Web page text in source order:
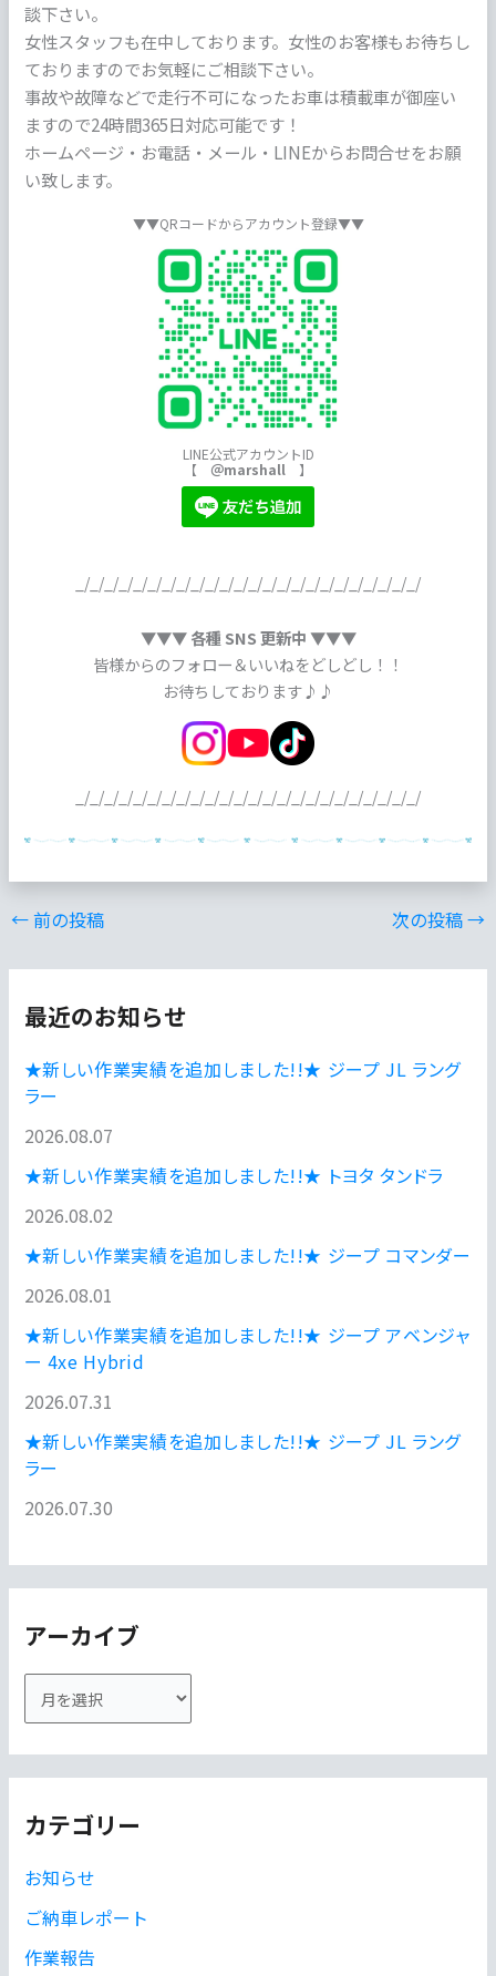
談下さい。
女性スタッフも在中しております。女性のお客様もお待ちし
ておりますのでお気軽にご相談下さい。
事故や故障などで走行不可になったお車は積載車が御座い
ますので24時間365日対応可能です！
ホームページ・お電話・メール・LINEからお問合せをお願
い致します。
▼▼QRコードからアカウント登録▼▼
LINE公式アカウントID
【 ＠marshall 】
_/_/_/_/_/_/_/_/_/_/_/_/_/_/_/_/_/_/_/_/_/_/_/_/
▼▼▼ 各種 SNS 更新中 ▼▼▼
皆様からのフォロー＆いいねをどしどし！！
お待ちしております♪♪
_/_/_/_/_/_/_/_/_/_/_/_/_/_/_/_/_/_/_/_/_/_/_/_/
←前の投稿 次の投稿→
最近のお知らせ
★新しい作業実績を追加しました!!★ ジープ JL ラング
ラー
2026.08.07
★新しい作業実績を追加しました!!★ トヨタ タンドラ
2026.08.02
★新しい作業実績を追加しました!!★ ジープ コマンダー
2026.08.01
★新しい作業実績を追加しました!!★ ジープ アベンジャ
ー 4xe Hybrid
2026.07.31
★新しい作業実績を追加しました!!★ ジープ JL ラング
ラー
2026.07.30
アーカイブ
ー
カ
ブ
カテゴリー
お知らせ
ご納車レポート
作業報告